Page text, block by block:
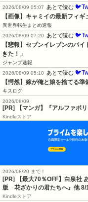
2026/08/09 05:07
あとで読む
【画像】キャミイの最新フィ
異世界転生まとめ速報
2026/08/09 07:20
あとで読む
【悲報】セブンイレブンのバ
きた！」
ジャンプ速報
2026/08/09 05:10
あとで読む
【愕然】嫁が俺と娘を捨てる
キスログ
2026/08/09
[PR] 【マンガ】『アルファポ
Kindleストア
2026/08/20 まで！
[PR]
【最大70％OFF】白泉社
版 花ざかりの君たちへ』他 8/
Kindleストア